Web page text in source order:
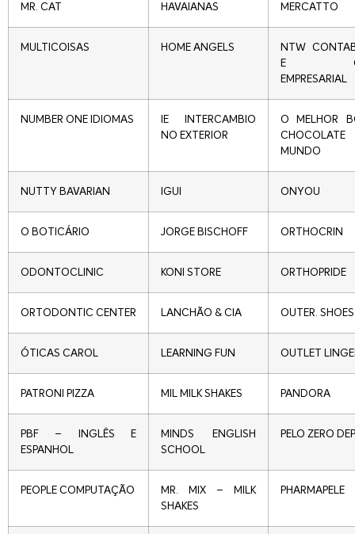
MR. CAT HAVAIANAS MERCATTO
MULTICOISAS HOME ANGELS
NTW
E
EMPRESARIAL
NUMBER ONE IDIOMAS
IE INTERCAMBIO
NO EXTERIOR
O MELHOR
MUNDO
NUTTY BAVARIAN IGUI ONYOU
O BOTICÁRIO JORGE BISCHOFF ORTHOCRIN
ODONTOCLINIC KONI STORE ORTHOPRIDE
ORTODONTIC CENTER LANCHÃO & CIA OUTER. SHOES
ÓTICAS CAROL LEARNING FUN OUTLET
PATRONI PIZZA MIL MILK SHAKES PANDORA
PBF – INGLÊS E
ESPANHOL
MINDS ENGLISH
SCHOOL
PELO ZERO
PEOPLE COMPUTAÇÃO
MR. MIX – MILK
SHAKES
PHARMAPELE